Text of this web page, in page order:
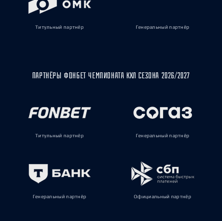
Титульный партнёр Генеральный партнёр
ПАРТНЁРЫ ФОНБЕТ ЧЕМПИОНАТА КХЛ СЕЗОНА 2026/2027
Титульный партнёр Генеральный партнёр
Генеральный партнёр Официальный партнёр